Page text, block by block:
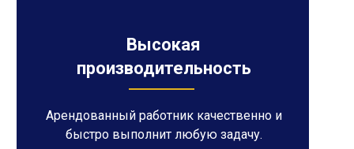
Высокая
производительность
Арендованный работник качественно и
быстро выполнит любую задачу.